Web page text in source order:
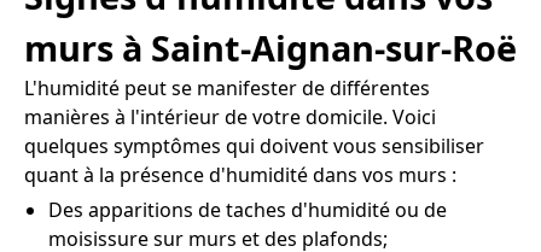
murs à Saint-Aignan-sur-Roë
L'humidité peut se manifester de différentes
manières à l'intérieur de votre domicile. Voici
quelques symptômes qui doivent vous sensibiliser
quant à la présence d'humidité dans vos murs :
Des apparitions de taches d'humidité ou de
moisissure sur murs et des plafonds;